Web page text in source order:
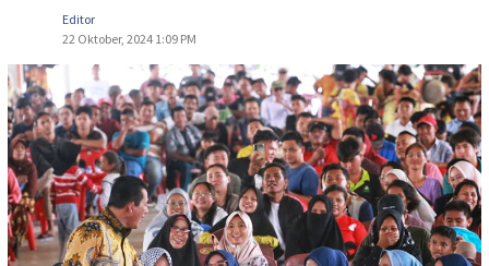
Editor
22 Oktober, 2024 1:09 PM